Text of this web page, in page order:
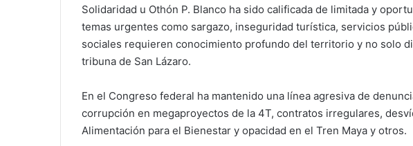
Solidaridad u Othón P. Blanco ha sido calificada de limitada y
temas urgentes como sargazo, inseguridad turística, servicios
sociales requieren conocimiento profundo del territorio y no solo
tribuna de San Lázaro.
En el Congreso federal ha mantenido una línea agresiva de
corrupción en megaproyectos de la 4T, contratos irregulares,
Alimentación para el Bienestar y opacidad en el Tren Maya y otros.